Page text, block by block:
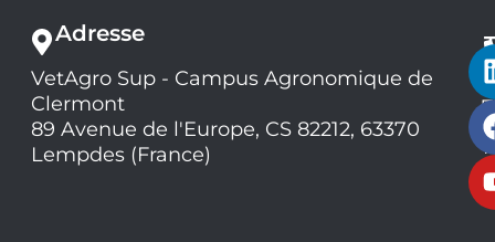
Adresse
VetAgro Sup - Campus Agronomique de
Clermont
89 Avenue de l'Europe, CS 82212, 63370
Lempdes (France)